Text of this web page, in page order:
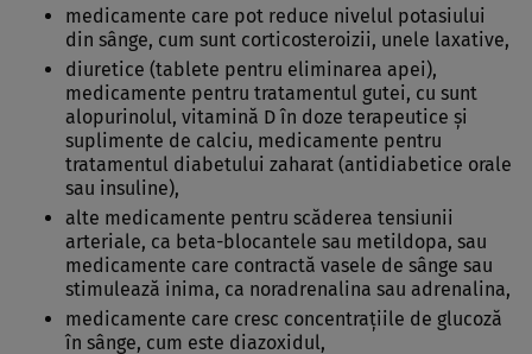
medicamente care pot reduce nivelul potasiului
din sânge, cum sunt corticosteroizii, unele laxative,
diuretice (tablete pentru eliminarea apei),
medicamente pentru tratamentul gutei, cu sunt
alopurinolul, vitamină D în doze terapeutice şi
suplimente de calciu, medicamente pentru
tratamentul diabetului zaharat (antidiabetice orale
sau insuline),
alte medicamente pentru scăderea tensiunii
arteriale, ca beta-blocantele sau metildopa, sau
medicamente care contractă vasele de sânge sau
stimulează inima, ca noradrenalina sau adrenalina,
medicamente care cresc concentraţiile de glucoză
în sânge, cum este diazoxidul,